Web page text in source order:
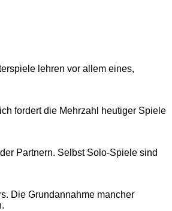
lehren vor allem eines,
fordert die Mehrzahl heutiger Spiele
Partnern. Selbst Solo-Spiele sind
Die Grundannahme mancher